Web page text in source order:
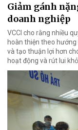
Giảm gánh
doanh nghiệp
VCCI cho rằng nhiều
hoàn thiện theo
và tạo thuận lợi hơn
hoạt động và rút lui